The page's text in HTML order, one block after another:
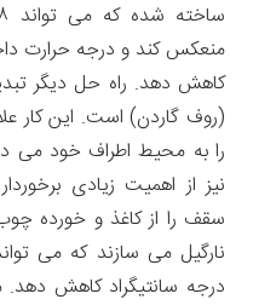
کاهش دهد. راه حل دیگر
(روف گاردن) است. این کار
را به محیط اطراف خود
نیز از اهمیت زیادی
سقف را از کاغذ و خورده
درجه سانتیگراد کاهش دهد.